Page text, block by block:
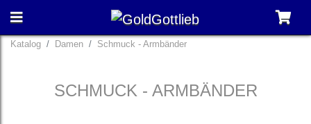
Katalog Damen Schmuck - Armbänder
SCHMUCK - ARMBÄNDER